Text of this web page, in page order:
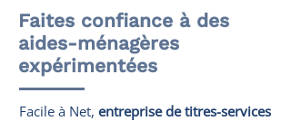
Faites confiance à des
aides-ménagères
expérimentées
Facile à Net, entreprise de titres-services